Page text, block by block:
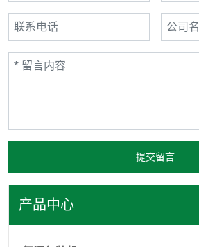
提交留言
产品中心